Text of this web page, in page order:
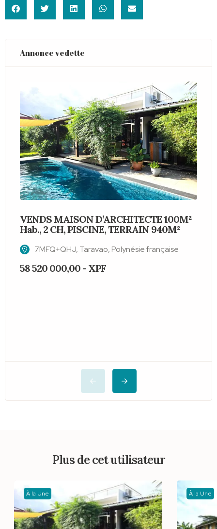
Annonce vedette
VENDS MAISON D’ARCHITECTE 100M²
Hab., 2 CH, PISCINE, TERRAIN 940M²
7MFQ+QHJ, Taravao, Polynésie française
58 520 000,00 - XPF
Plus de cet utilisateur
À la Une À la Une